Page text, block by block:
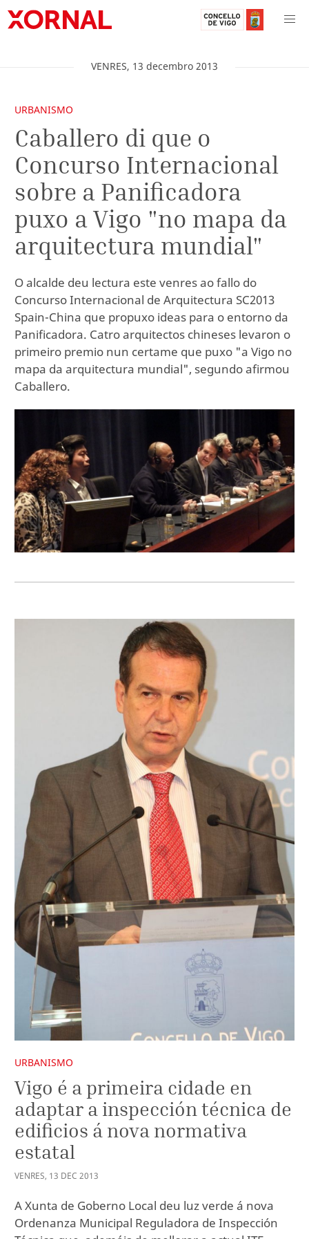
VENRES, 13 decembro 2013
URBANISMO
Caballero di que o
Concurso Internacional
sobre a Panificadora
puxo a Vigo "no mapa da
arquitectura mundial"
O alcalde deu lectura este venres ao fallo do
Concurso Internacional de Arquitectura SC2013
Spain-China que propuxo ideas para o entorno da
Panificadora. Catro arquitectos chineses levaron o
primeiro premio nun certame que puxo "a Vigo no
mapa da arquitectura mundial", segundo afirmou
Caballero.
URBANISMO
Vigo é a primeira cidade en
adaptar a inspección técnica de
edificios á nova normativa
estatal
VENRES, 13 DEC 2013
A Xunta de Goberno Local deu luz verde á nova
Ordenanza Municipal Reguladora de Inspección